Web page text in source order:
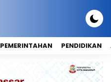
PEMERINTAHAN PENDIDIKAN